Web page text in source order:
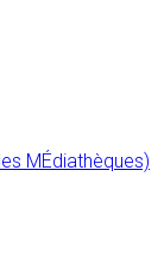
MÉdiathèques)